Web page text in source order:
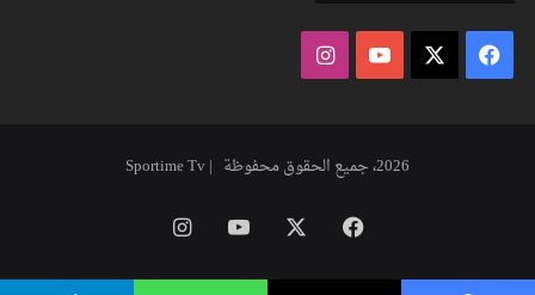
فيسبوك ‫YouTubeانستقرام
2026، جميع الحقوق محفوظة | Sportime Tv
فيسبوك ‫YouTubeانستقرام